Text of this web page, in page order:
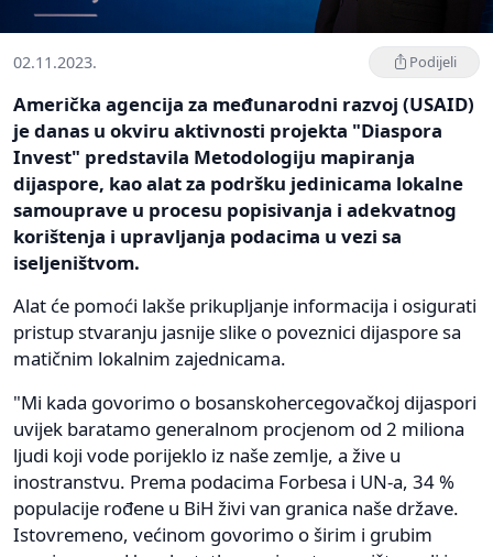
02.11.2023. Podijeli
Američka agencija za međunarodni razvoj (USAID)
je danas u okviru aktivnosti projekta "Diaspora
Invest" predstavila Metodologiju mapiranja
dijaspore, kao alat za podršku jedinicama lokalne
samouprave u procesu popisivanja i adekvatnog
korištenja i upravljanja podacima u vezi sa
iseljeništvom.
Alat će pomoći lakše prikupljanje informacija i osigurati
pristup stvaranju jasnije slike o poveznici dijaspore sa
matičnim lokalnim zajednicama.
"Mi kada govorimo o bosanskohercegovačkoj dijaspori
uvijek baratamo generalnom procjenom od 2 miliona
ljudi koji vode porijeklo iz naše zemlje, a žive u
inostranstvu. Prema podacima Forbesa i UN-a, 34 %
populacije rođene u BiH živi van granica naše države.
Istovremeno, većinom govorimo o širim i grubim